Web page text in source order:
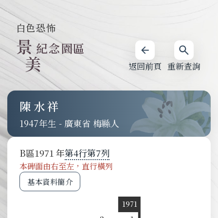
重新查詢
返回前頁
白色恐怖
景
美
紀念園區
陳水祥
1947 - 廣東省 梅縣人
B區1971 第4行第7列
本碑面由右至左，直行橫列
基本資料簡介
1971